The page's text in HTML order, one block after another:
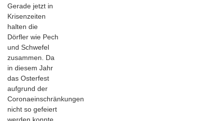
Gerade jetzt in
Krisenzeiten
halten die
Dörfler wie Pech
und Schwefel
zusammen. Da
in diesem Jahr
das Osterfest
aufgrund der
Coronaeinschränkungen
nicht so gefeiert
werden konnte